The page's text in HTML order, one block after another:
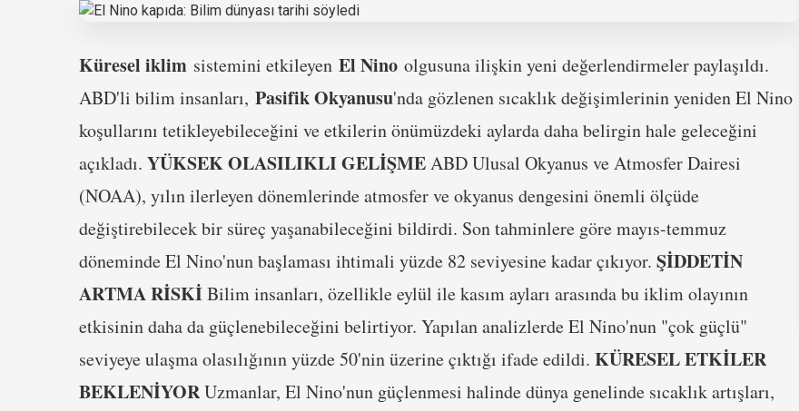
Küresel iklim sistemini etkileyen El Nino olgusuna ilişkin yeni değerlendirmeler paylaşıldı.
ABD'li bilim insanları, Pasifik Okyanusu'nda gözlenen sıcaklık değişimlerinin yeniden El Nino
koşullarını tetikleyebileceğini ve etkilerin önümüzdeki aylarda daha belirgin hale geleceğini
açıkladı. YÜKSEK OLASILIKLI GELİŞMEABD Ulusal Okyanus ve Atmosfer Dairesi
(NOAA), yılın ilerleyen dönemlerinde atmosfer ve okyanus dengesini önemli ölçüde
değiştirebilecek bir süreç yaşanabileceğini bildirdi. Son tahminlere göre mayıs-temmuz
döneminde El Nino'nun başlaması ihtimali yüzde 82 seviyesine kadar çıkıyor. ŞİDDETİN
ARTMA RİSKİBilim insanları, özellikle eylül ile kasım ayları arasında bu iklim olayının
etkisinin daha da güçlenebileceğini belirtiyor. Yapılan analizlerde El Nino'nun "çok güçlü"
seviyeye ulaşma olasılığının yüzde 50'nin üzerine çıktığı ifade edildi. KÜRESEL ETKİLER
BEKLENİYORUzmanlar, El Nino'nun güçlenmesi halinde dünya genelinde sıcaklık artışları,